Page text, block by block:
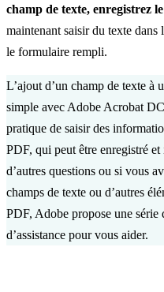
champ de texte, enregistrez
maintenant saisir du texte
le formulaire rempli.
L’ajout d’un champ de texte à
simple avec Adobe Acrobat
pratique de saisir des
PDF, qui peut être enregistré
d’autres questions ou si vous
champs de texte ou d’autres
PDF, Adobe propose une série
d’assistance pour vous aider.